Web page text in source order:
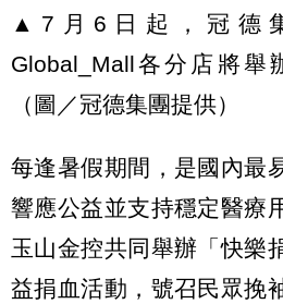
▲7月6日起，冠德
Global_Mall各分店將舉
（圖／冠德集團提供）
每逢暑假期間，是國內最
響應公益並支持穩定醫療
玉山金控共同舉辦「快樂
益捐血活動，號召民眾挽